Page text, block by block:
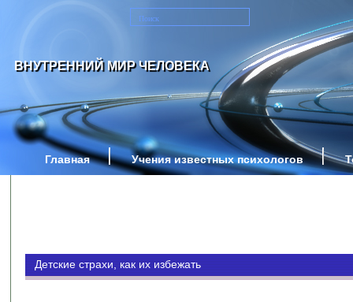
ВНУТРЕННИЙ МИР ЧЕЛОВЕКА
Главная Учения известных психологов
Детские страхи, как их избежать